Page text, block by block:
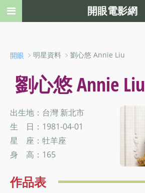
開眼 ﹥明星資料 ﹥劉心悠 Annie Liu
劉心悠 Annie Liu
出生地：台灣 新北市
生 日：1981-04-01
星 座：牡羊座
身 高：165
作品表
開眼電影網